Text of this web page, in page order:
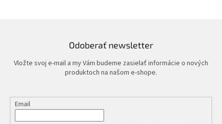
Odoberať newsletter
Vložte svoj e-mail a my Vám budeme zasielať informácie o nových
produktoch na našom e-shope.
Email